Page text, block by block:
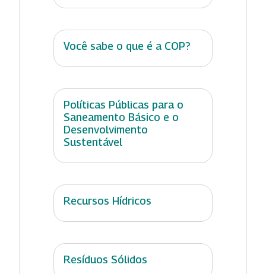
Você sabe o que é a COP?
Políticas Públicas para o
Saneamento Básico e o
Desenvolvimento
Sustentável
Recursos Hídricos
Resíduos Sólidos